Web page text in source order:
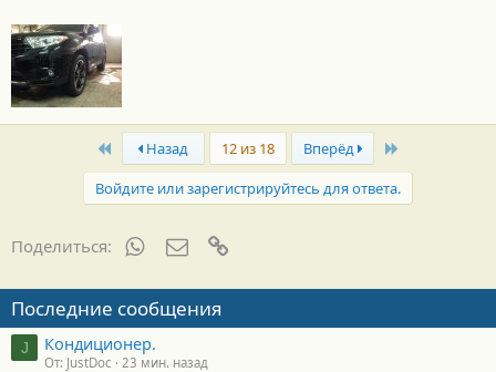
First Назад 12 из 18 Вперёд
Войдите или зарегистрируйтесь для ответа.
Поделиться: WhatsAppЭлектронная почта
Последние сообщения
J Кондиционер.
От: JustDoc 23 мин. назад